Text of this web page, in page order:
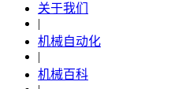
关于我们
|
机械自动化
|
机械百科